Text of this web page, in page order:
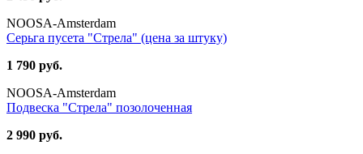
NOOSA-Amsterdam
Серьга пусета "Стрела" (цена за штуку)
1 790 руб.
NOOSA-Amsterdam
Подвеска "Стрела" позолоченная
2 990 руб.